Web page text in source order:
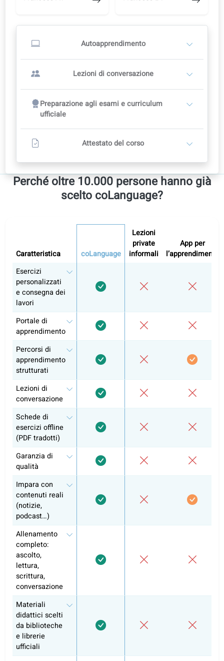
A2.42: Organizzazione e delega
A2.43: Lavoro da remoto o in ufficio?
Lezioni di conversazione
Inizia in autonomia e passa a un insegnante quando sei pronto.
1 Inizia con lo studio autonomo
Passa a un insegnante quando sei pronto
Inizia a studiare da solo
2 Lezioni di conversazione con un insegnante
Lezioni di conversazione
Include l’autoapprendimento completo nel portale
Contatta un docente
Altri livelli
Francese A1 Francese B1
Autoapprendimento
Lezioni di conversazione
Preparazione agli esami e curriculum
Perché oltre 10.000 persone hanno